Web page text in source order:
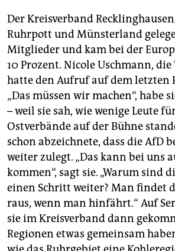
Der Kreisverband
Ruhrpott und Münsterland
Mitglieder und kam bei der
10 Prozent. Nicole Uschmann, die
hatte den Aufruf auf dem letzten
„Das müssen wir machen“, habe
– weil sie sah, wie wenige Leute
Ostverbände auf der Bühne
schon abzeichnete, dass die AfD
weiter zulegt. „Das kann bei uns
kommen“, sagt sie. „Warum sind
einen Schritt weiter? Man findet
raus, wenn man hinfährt.“ Auf
sie im Kreisverband dann
Regionen etwas gemeinsam